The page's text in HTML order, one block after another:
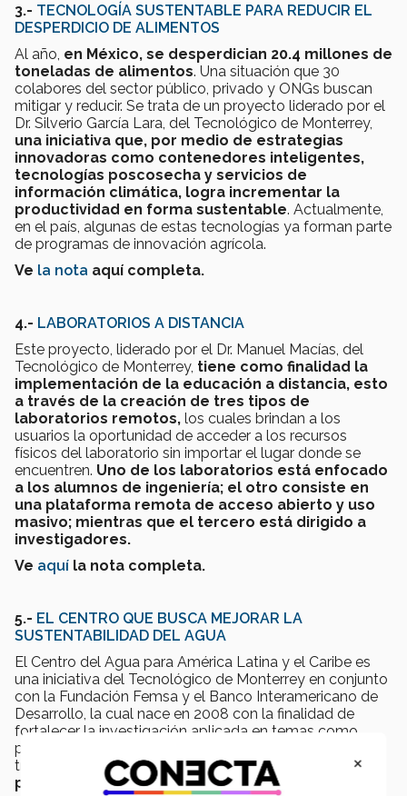
3.- TECNOLOGÍA SUSTENTABLE PARA REDUCIR EL
DESPERDICIO DE ALIMENTOS
Al año, en México, se desperdician 20.4 millones de
toneladas de alimentos. Una situación que 30
colabores del sector público, privado y ONGs buscan
mitigar y reducir. Se trata de un proyecto liderado por el
Dr. Silverio García Lara, del Tecnológico de Monterrey,
una iniciativa que, por medio de estrategias
innovadoras como contenedores inteligentes,
tecnologías poscosecha y servicios de
información climática, logra incrementar la
productividad en forma sustentable. Actualmente,
en el país, algunas de estas tecnologías ya forman parte
de programas de innovación agrícola.
Ve la nota aquí completa.
4.- LABORATORIOS A DISTANCIA
Este proyecto, liderado por el Dr. Manuel Macías, del
Tecnológico de Monterrey, tiene como finalidad la
implementación de la educación a distancia, esto
a través de la creación de tres tipos de
laboratorios remotos, los cuales brindan a los
usuarios la oportunidad de acceder a los recursos
físicos del laboratorio sin importar el lugar donde se
encuentren. Uno de los laboratorios está enfocado
a los alumnos de ingeniería; el otro consiste en
una plataforma remota de acceso abierto y uso
masivo; mientras que el tercero está dirigido a
investigadores.
Ve aquí la nota completa.
5.- EL CENTRO QUE BUSCA MEJORAR LA
SUSTENTABILIDAD DEL AGUA
El Centro del Agua para América Latina y el Caribe es
una iniciativa del Tecnológico de Monterrey en conjunto
con la Fundación Femsa y el Banco Interamericano de
Desarrollo, la cual nace en 2008 con la finalidad de
fortalecer la investigación aplicada en temas como
procesos y gestión hídrica; análisis, calidad y
tratamiento y geoprocesos ambientales
proyecto busca contribuir a la sostenibilidad del
×